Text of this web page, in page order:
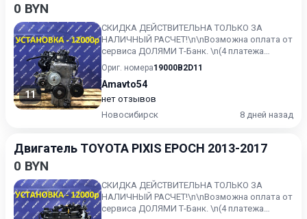
0 BYN
11
СКИДКА ДЕЙСТВИТЕЛЬНА ТОЛЬКО ЗА
НАЛИЧНЫЙ РАСЧЕТ!\n\nВозможна оплата от
сервиса ДОЛЯМИ Т-Банк. \n(4 платежа
равными долями каждые 2 недели)\n\...
Ориг. номера19000B2D11
Amavto54
нет отзывов
Новосибирск
8 дней назад
Двигатель TOYOTA PIXIS EPOCH 2013-2017
0 BYN
СКИДКА ДЕЙСТВИТЕЛЬНА ТОЛЬКО ЗА
НАЛИЧНЫЙ РАСЧЕТ!\n\nВозможна оплата от
сервиса ДОЛЯМИ Т-Банк. \n(4 платежа